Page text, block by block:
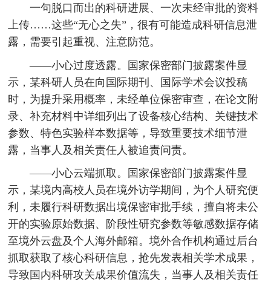
一句脱口而出的科研进展、一次未经审批的资料
上传……这些“无心之失”，很有可能造成科研信息泄
露，需要引起重视、注意防范。
——小心过度透露。国家保密部门披露案件显
示，某科研人员在向国际期刊、国际学术会议投稿
时，为提升采用概率，未经单位保密审查，在论文附
录、补充材料中详细列出了设备核心结构、关键技术
参数、特色实验样本数据等，导致重要技术细节泄
露，当事人及相关责任人被追责问责。
——小心云端抓取。国家保密部门披露案件显
示，某境内高校人员在境外访学期间，为个人研究便
利，未履行科研数据出境保密审批手续，擅自将未公
开的实验原始数据、阶段性研究参数等敏感数据存储
至境外云盘及个人海外邮箱。境外合作机构通过后台
抓取获取了核心科研信息，抢先发表相关学术成果，
导致国内科研攻关成果价值流失，当事人及相关责任